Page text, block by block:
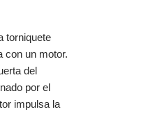
torniquete
con un motor.
del
por el
impulsa la